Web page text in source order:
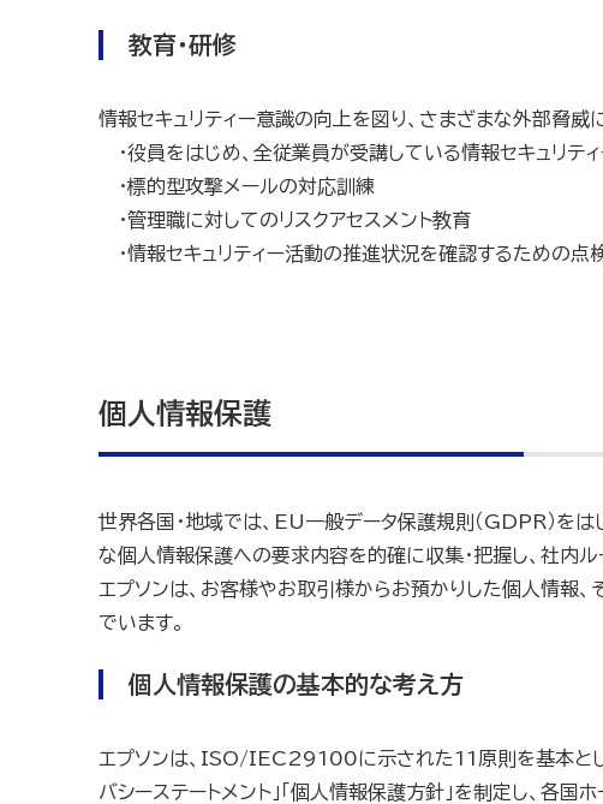
教育・研修
情報セキュリティー意識の向上を図り、さまざまな外部脅
・役員をはじめ、全従業員が受講している情報セキュリテ
・標的型攻撃メールの対応訓練
・管理職に対してのリスクアセスメント教育
・情報セキュリティー活動の推進状況を確認するための点
個人情報保護
世界各国・地域では、EU一般データ保護規則（GDPR）を
な個人情報保護への要求内容を的確に収集・把握し、社内ル
エプソンは、お客様やお取引様からお預かりした個人情報
でいます。
個人情報保護の基本的な考え方
エプソンは、ISO/IEC29100に示された11原則を基本とし
バシーステートメント」「個人情報保護方針」を制定し、各国